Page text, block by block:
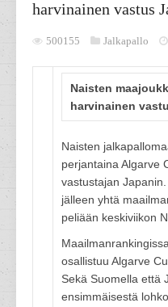
harvinainen vastus
500155 Jalkapallo
Naisten
harvinainen
Naisten
perjantaina Algarve
vastustajan
jälleen yhtä
peliään keskiviikon
osallistuu Algarve
Sekä Suomella että
ensimmäisestä